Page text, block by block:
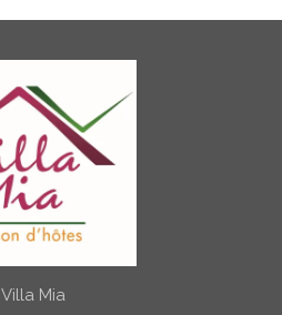
Villa Mia